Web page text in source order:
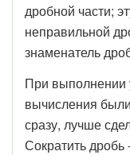
дробной части;
неправильной
знаменатель
При выполнении
вычисления
сразу, лучше
Сократить дробь